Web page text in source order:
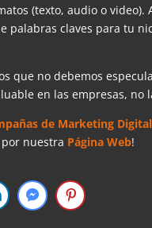
(texto, audio o
palabras claves para tu
que no debemos
en las empresas, no
de Marketing Digital
nuestra Página Web!